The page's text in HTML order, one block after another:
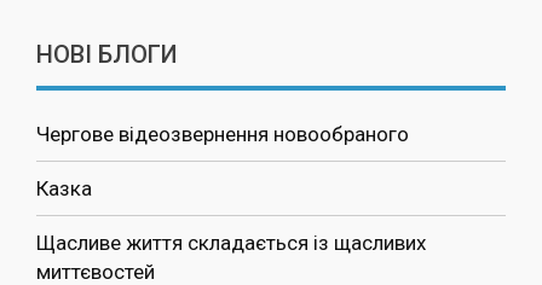
НОВІ БЛОГИ
Чергове відеозвернення новообраного
Казка
Щасливе життя складається із щасливих
миттєвостей